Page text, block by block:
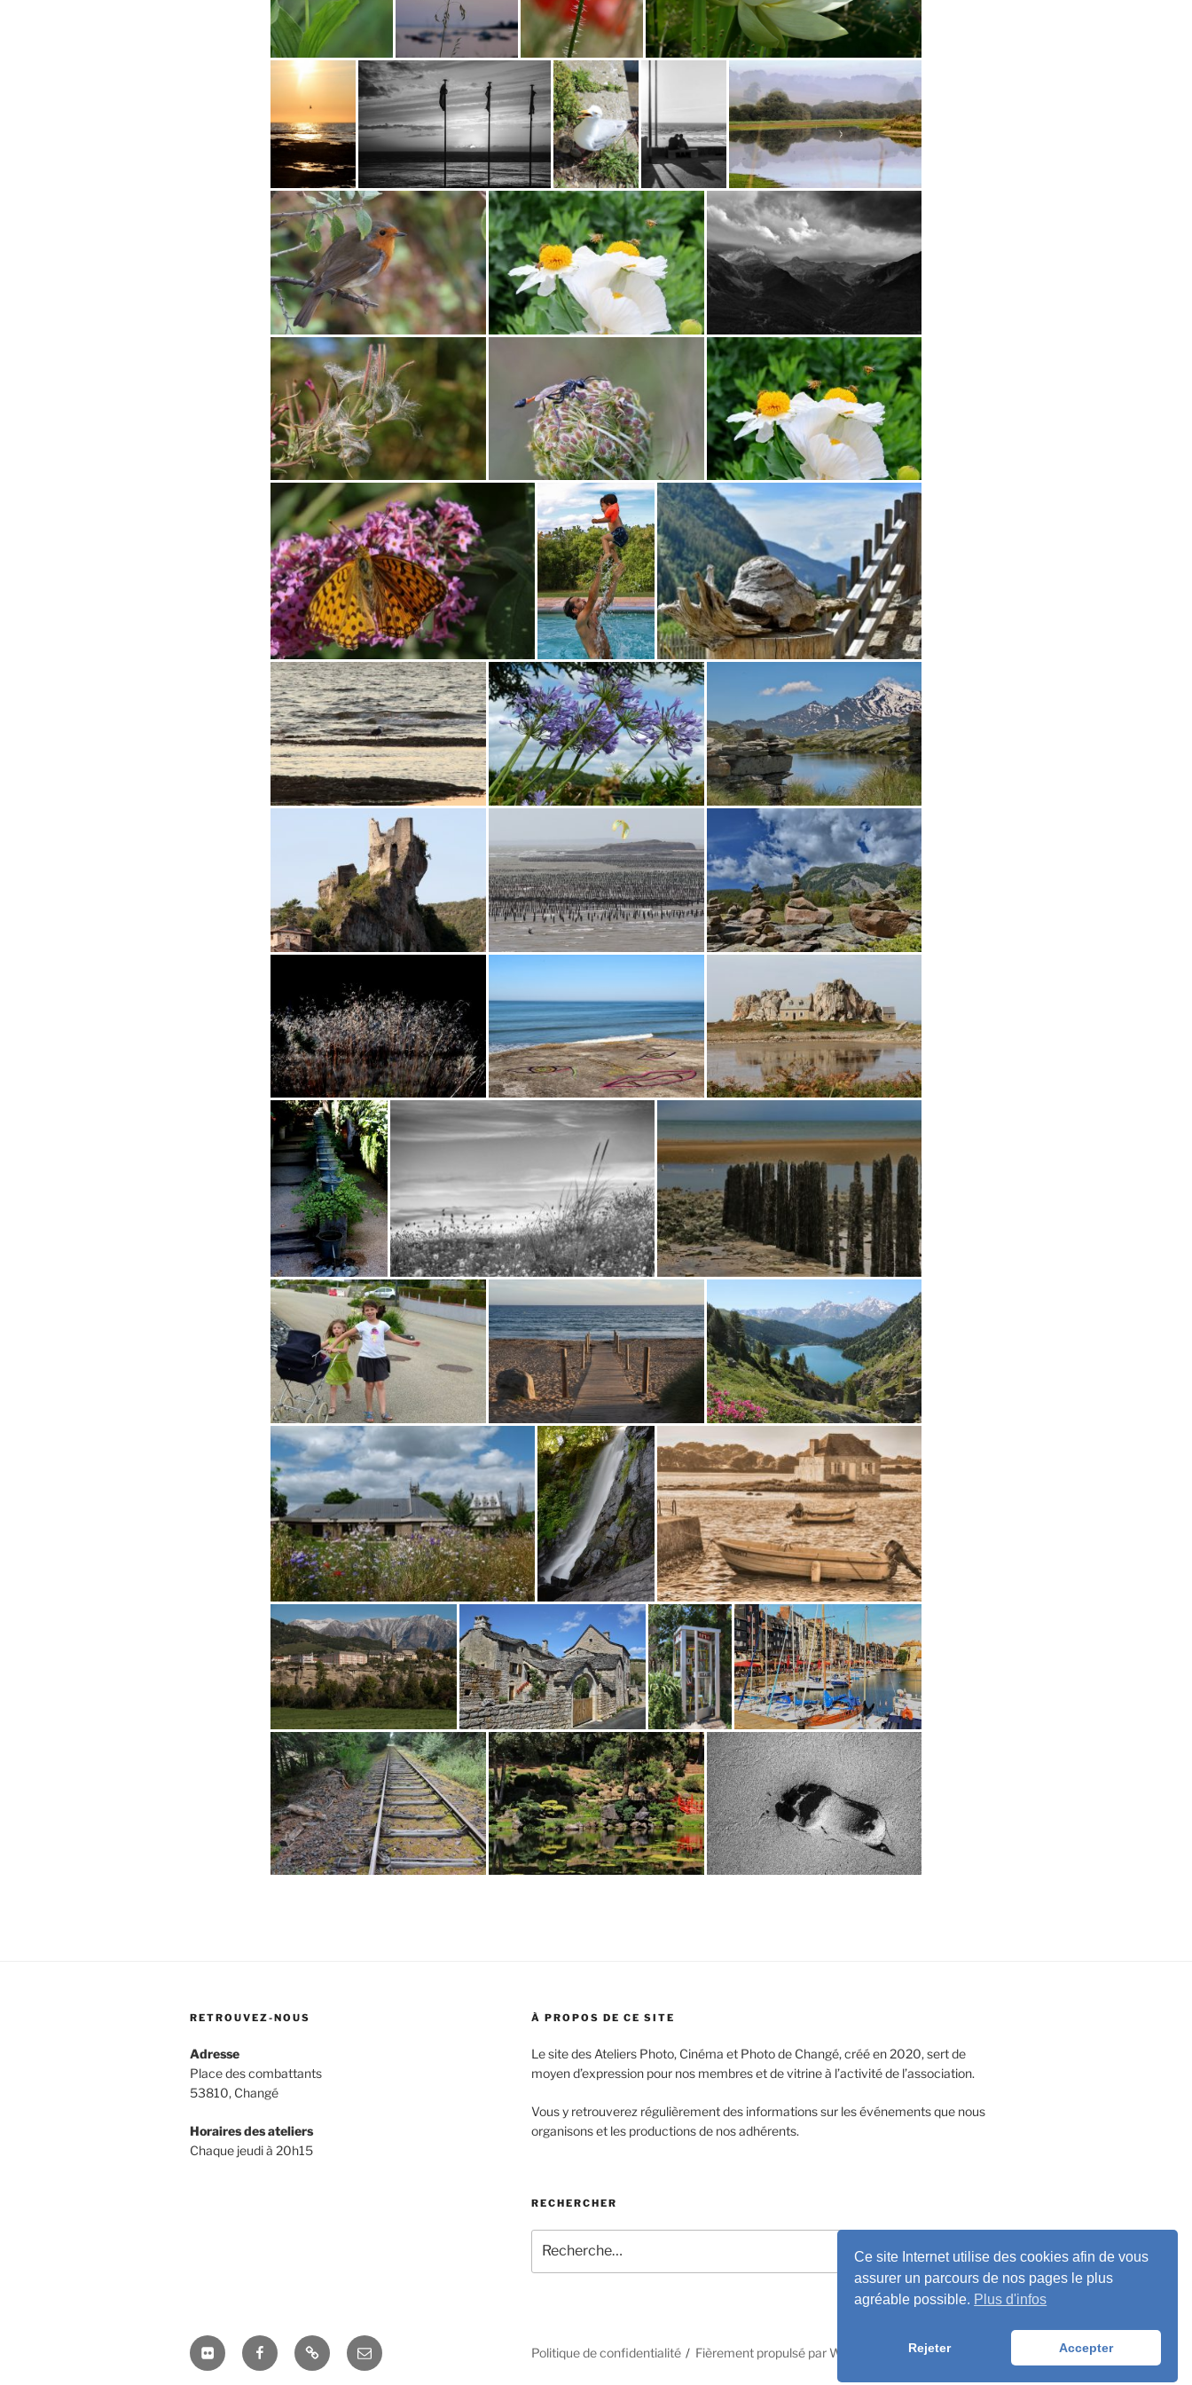
RETROUVEZ-NOUS
Adresse
Place des combattants
53810, Changé
Horaires des ateliers
Chaque jeudi à 20h15
À PROPOS DE CE SITE
Le site des Ateliers Photo, Cinéma et Photo de Changé, créé en 2020, sert de
moyen d’expression pour nos membres et de vitrine à l’activité de l’association.
Vous y retrouverez régulièrement des informations sur les événements que nous
organisons et les productions de nos adhérents.
RECHERCHER
pour
:
Recherche
Flickr FacebookChangé E-
mail
Politique de confidentialité Fièrement propulsé par WordPress
Ce site Internet utilise des cookies afin de vous
assurer un parcours de nos pages le plus
agréable possible. Plus d'infos
Rejeter Accepter